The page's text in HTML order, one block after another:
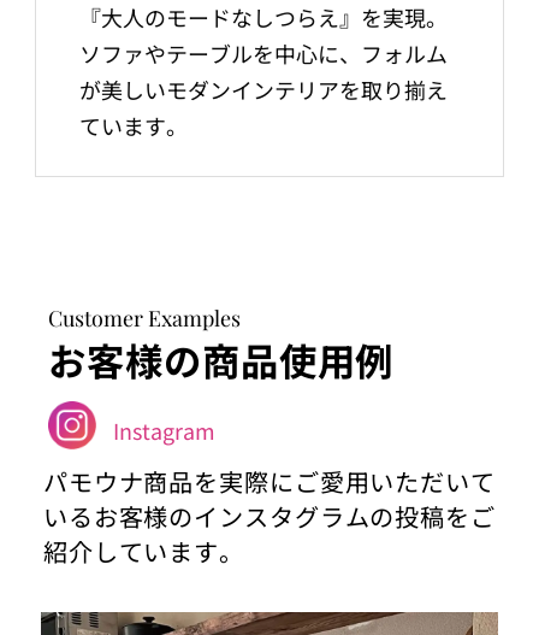
『大人のモードなしつらえ』を実現。
ソファやテーブルを中心に、フォルム
が美しいモダンインテリアを取り揃え
ています。
Customer Examples
お客様の商品使用例
Instagram
パモウナ商品を実際にご愛用いただいて
いるお客様のインスタグラムの投稿をご
紹介しています。